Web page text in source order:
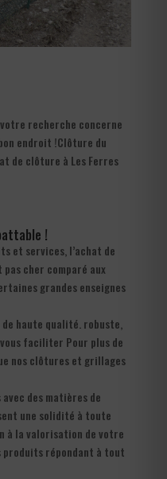
recherche concerne
endroit !Clôture du
de clôture à Les Ferres
!
et services, l’achat de
cher comparé aux
grandes enseignes
haute qualité. robuste,
faciliter Pour plus de
nos clôtures et grillages
des matières de
une solidité à toute
à la valorisation de votre
produits répondant à tout